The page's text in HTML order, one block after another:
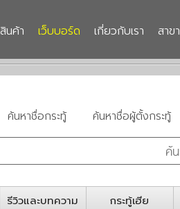
สินค้า เว็บบอร์ด เกี่ยวกับเรา สาขา
ค้นหาชื่อกระทู้ ค้นหาชื่อผู้ตั้งกระทู้
รีวิวและบทความ กระทู้เฮีย